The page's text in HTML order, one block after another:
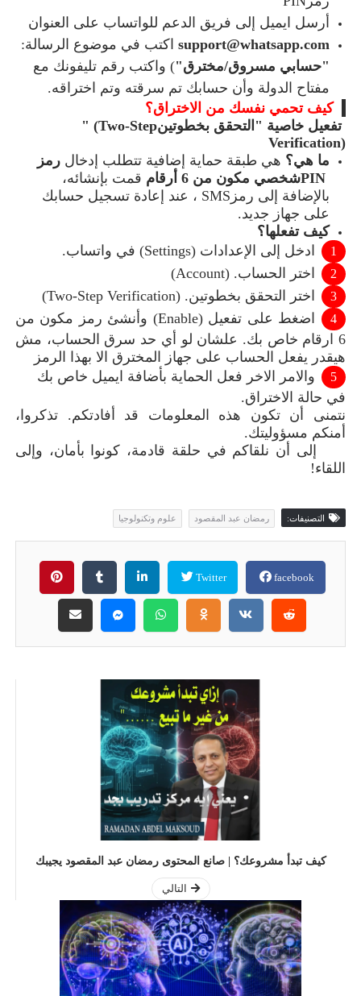
أرسل ايميل إلى فريق الدعم للواتساب على العنوان
support@whatsapp.com اكتب في موضوع الرسالة:
"حسابي مسروق/مخترق"
( واكتب رقم تليفونك مع
مفتاح الدولة وأن حسابك تم سرقته وتم اختراقه.
كيف تحمي نفسك من الاختراق؟
تفعيل خاصية "التحقق بخطوتين" (Two-Step
Verification)
ما هي؟ هي طبقة حماية إضافية تتطلب إدخال رمز
PINشخصي مكون من 6 أرقام
قمت بإنشائه،
بالإضافة إلى رمز SMS ، عند إعادة تسجيل حسابك
على جهاز جديد.
كيف تفعلها؟
ادخل إلى الإعدادات (Settings) في واتساب.
اختر الحساب(Account) .
اختر التحقق بخطوتين(Two-Step Verification) .
اضغط على تفعيل (Enable) وأنشئ رمز
مكون من
6 ارقام
خاص بك. علشان لو أي حد سرق الحساب، مش
هيقدر يفعل الحساب على جهاز المخترق الا بهذا الرمز
والامر الاخر فعل الحماية بأضافة ايميل خاص بك
في حالة الاختراق.
نتمنى أن تكون هذه المعلومات قد أفادتكم. تذكروا،
أمنكم مسؤوليتك.
إلى أن نلقاكم في حلقة قادمة، كونوا بأمان، وإلى
اللقاء!
التصنيفات: رمضان عبد المقصود علوم وتكنولوجيا
facebook
Twitter
كيف تبدأ مشروعك؟ | صانع المحتوى رمضان عبد المقصود يجيبك
التالي